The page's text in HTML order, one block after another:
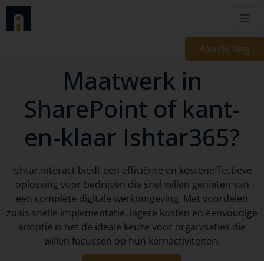
Aan de slag
Maatwerk in
SharePoint of kant-
en-klaar Ishtar365?
Ishtar.Interact biedt een efficiënte en kosteneffectieve
oplossing voor bedrijven die snel willen genieten van
een complete digitale werkomgeving. Met voordelen
zoals snelle implementatie, lagere kosten en eenvoudige
adoptie is het de ideale keuze voor organisaties die
willen focussen op hun kernactiviteiten.